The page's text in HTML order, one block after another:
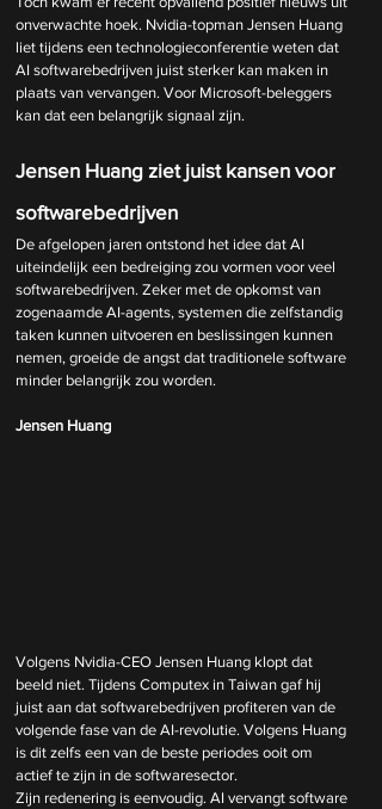
onverwachte hoek. Nvidia-topman Jensen Huang
liet tijdens een technologieconferentie weten dat
AI softwarebedrijven juist sterker kan maken in
plaats van vervangen. Voor Microsoft-beleggers
kan dat een belangrijk signaal zijn.
Jensen Huang ziet juist kansen voor
softwarebedrijven
De afgelopen jaren ontstond het idee dat AI
uiteindelijk een bedreiging zou vormen voor veel
softwarebedrijven. Zeker met de opkomst van
zogenaamde AI-agents, systemen die zelfstandig
taken kunnen uitvoeren en beslissingen kunnen
nemen, groeide de angst dat traditionele software
minder belangrijk zou worden.
Jensen Huang
Volgens Nvidia-CEO Jensen Huang klopt dat
beeld niet. Tijdens Computex in Taiwan gaf hij
juist aan dat softwarebedrijven profiteren van de
volgende fase van de AI-revolutie. Volgens Huang
is dit zelfs een van de beste periodes ooit om
actief te zijn in de softwaresector.
Zijn redenering is eenvoudig. AI vervangt software